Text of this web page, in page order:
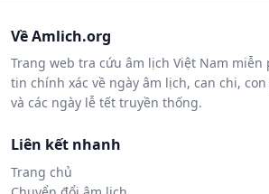
Về Amlich.org
Trang web tra cứu âm lịch Việt Nam
tin chính xác về ngày âm lịch, can chi,
và các ngày lễ tết truyền thống.
Liên kết nhanh
Trang chủ